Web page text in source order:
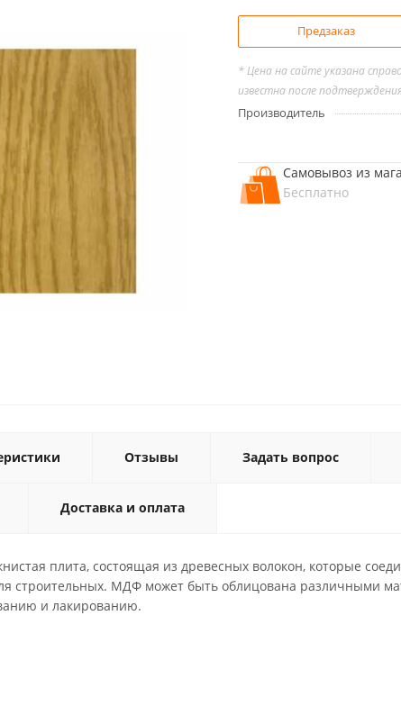
Предзаказ
* Цена на сайте указана
известна после
Производитель
Самовывоз из
Бесплатно
Отзывы Задать вопрос
Доставка и оплата
плита, состоящая из древесных волокон, которые
строительных. МДФ может быть облицована различными
и лакированию.